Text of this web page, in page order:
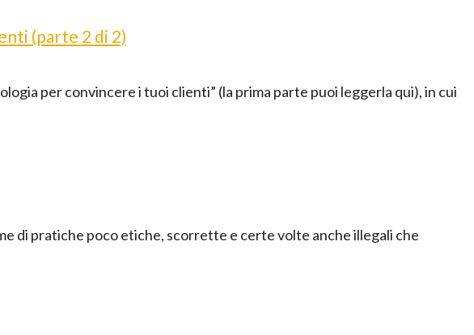
(parte 2 di 2)
per convincere i tuoi clienti” (la prima parte puoi leggerla qui), in cui
di pratiche poco etiche, scorrette e certe volte anche illegali che